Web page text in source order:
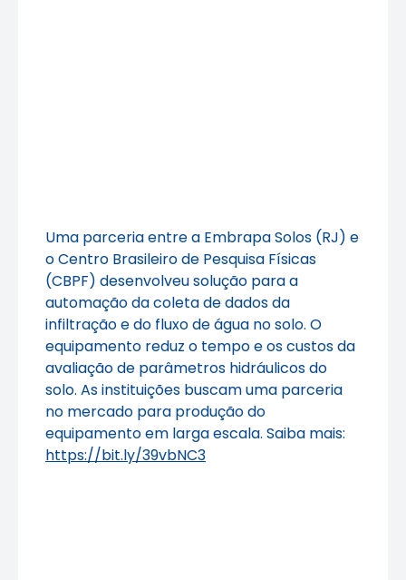
Uma parceria entre a Embrapa Solos (RJ) e
o Centro Brasileiro de Pesquisa Físicas
(CBPF) desenvolveu solução para a
automação da coleta de dados da
infiltração e do fluxo de água no solo. O
equipamento reduz o tempo e os custos da
avaliação de parâmetros hidráulicos do
solo. As instituições buscam uma parceria
no mercado para produção do
equipamento em larga escala. Saiba mais:
https://bit.ly/39vbNC3